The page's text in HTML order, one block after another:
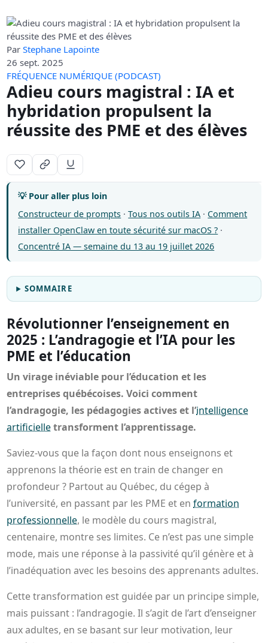
ParStephane Lapointe
26 sept. 2025
FRÉQUENCE NUMÉRIQUE (PODCAST)
Adieu cours magistral : IA et
hybridation propulsent la
réussite des PME et des élèves
💡 Pour aller plus loin
Constructeur de prompts ·Tous nos outils IA · Comment
installer OpenClaw en toute sécurité sur macOS ? ·
Concentré IA — semaine du 13 au 19 juillet 2026
SOMMAIRE
Révolutionner l’enseignement en
2025 : L’andragogie et l’IA pour les
PME et l’éducation
Un virage inéviable pour l’éducation et les
entreprises québécoises. Voici comment
l’andragogie, les pédagogies actives et l’intelligence
artificielletransforment l’apprentissage.
Saviez-vous que la façon dont nous enseignons et
apprenons la théorie est en train de changer en
profondeur ? Partout au Québec, du cégep à
l’université, en passant par les PME et enformation
professionnelle, le modèle du cours magistral,
centenaire, montre ses limites. Ce n’est pas une simple
mode, mais une réponse à la passivité qu’il génère et à
l’inadéquation avec les besoins des apprenants adultes.
Cette transformation est guidée par un principe simple,
mais puissant : l’andragogie. Il s’agit de l’art d’enseigner
aux adultes, en se basant sur leur motivation, leur